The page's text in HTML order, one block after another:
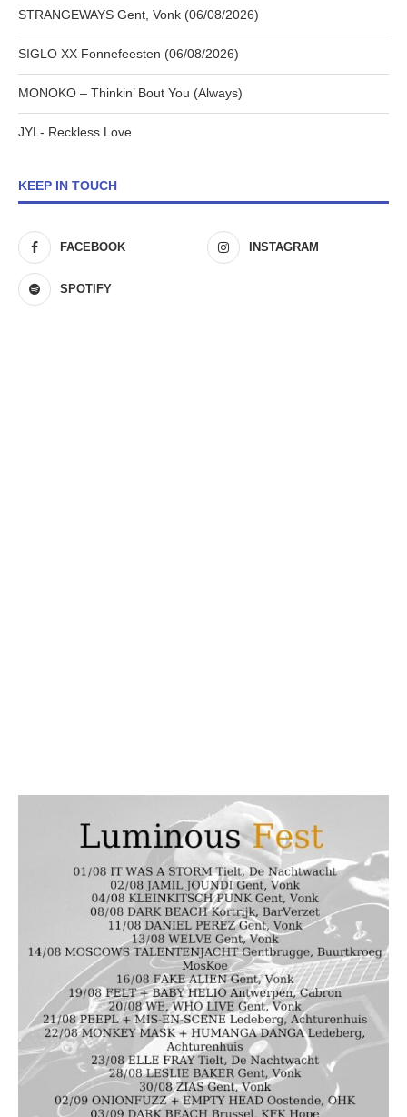
STRANGEWAYS Gent, Vonk (06/08/2026)
SIGLO XX Fonnefeesten (06/08/2026)
MONOKO – Thinkin’ Bout You (Always)
JYL- Reckless Love
KEEP IN TOUCH
FACEBOOK INSTAGRAM
SPOTIFY